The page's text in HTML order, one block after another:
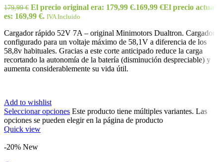
179,99€ El precio original era: 179,99 €.169,99 €El precio actual
es: 169,99 €. IVA Incluido
Cargador rápido 52V 7A – original Minimotors Dualtron. Cargador
configurado para un voltaje máximo de 58,1V a diferencia de los
58,8v habituales. Gracias a este corte anticipado reduce la carga
recortando la autonomía de la batería (disminución despreciable) y
aumenta considerablemente su vida útil.
Add to wishlist
Seleccionar opciones Este producto tiene múltiples variantes. Las
opciones se pueden elegir en la página de producto
Quick view
-20% New